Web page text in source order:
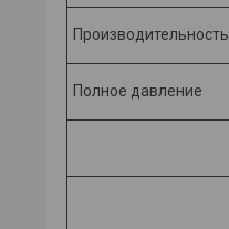
Производительность
Полное давление